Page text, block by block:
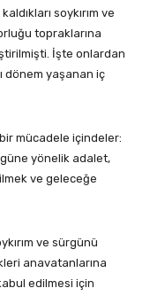
soykırım ve
topraklarına
İşte onlardan
dönem yaşanan iç
mücadele içindeler:
yönelik adalet,
ve geleceğe
ve sürgünü
anavatanlarına
edilmesi için